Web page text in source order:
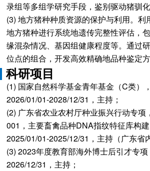
录组等多组学研究手段，鉴别驱动猪驯化
(3) 地方猪种种质资源的保护与利用。利
地方猪种进行系统地遗传完整性评估，
缘混杂情况、基因组健康程度等。通过
位点的组合，开发高效精确地品种鉴定方
科研项目
(1) 国家自然科学基金青年基金（C类）
2026/01/01-2028/12/31，主持；
(2) 广东省农业农村厅种业振兴行动专项
001，主要畜禽品种DNA指纹特征库构建
2025/01/01-2025/12/31，主持（广东省
(3) 2023年度教育部海外博士后引才专
2026/12/31，主持；